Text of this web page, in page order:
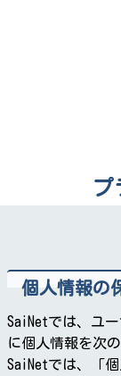
プ
個人情報の
SaiNetでは、ユ
に個人情報を次
SaiNetでは、「